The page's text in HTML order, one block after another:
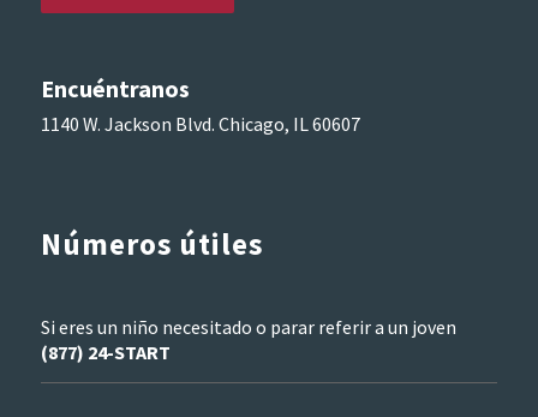
Encuéntranos
1140 W. Jackson Blvd. Chicago, IL 60607
Números útiles
Si eres un niño necesitado o parar referir a un joven
(877) 24-START